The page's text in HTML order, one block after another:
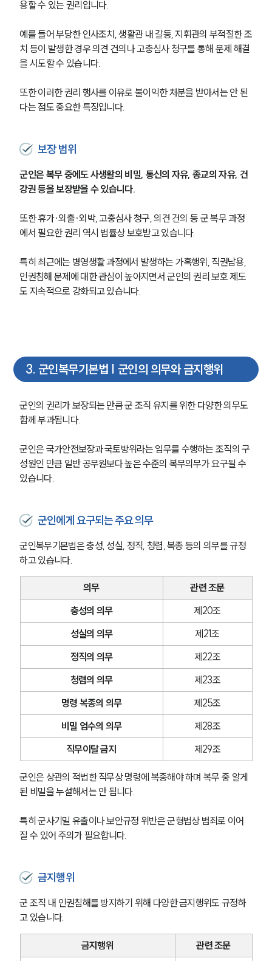
용할 수 있는 권리입니다.
예를 들어 부당한 인사조치, 생활관 내 갈등, 지휘관의 부적절한 조
치 등이 발생한 경우 의견 건의나 고충심사 청구를 통해 문제 해결
을 시도할 수 있습니다.
또한 이러한 권리 행사를 이유로 불이익한 처분을 받아서는 안 된
다는 점도 중요한 특징입니다.
보장 범위
군인은 복무 중에도 사생활의 비밀, 통신의 자유, 종교의 자유, 건
강권 등을 보장받을 수 있습니다.
또한 휴가·외출·외박, 고충심사 청구, 의견 건의 등 군 복무 과정
에서 필요한 권리 역시 법률상 보호받고 있습니다.
특히 최근에는 병영생활 과정에서 발생하는 가혹행위, 직권남용,
인권침해 문제에 대한 관심이 높아지면서 군인의 권리 보호 제도
도 지속적으로 강화되고 있습니다.
3. 군인복무기본법 | 군인의 의무와 금지행위
군인의 권리가 보장되는 만큼 군 조직 유지를 위한 다양한 의무도
함께 부과됩니다.
군인은 국가안전보장과 국토방위라는 임무를 수행하는 조직의 구
성원인 만큼 일반 공무원보다 높은 수준의 복무의무가 요구될 수
있습니다.
군인에게 요구되는 주요 의무
군인복무기본법은 충성, 성실, 정직, 청렴, 복종 등의 의무를 규정
하고 있습니다.
의무
관련 조문
충성의 의무
제20조
성실의 의무
제21조
정직의 의무
제22조
청렴의 의무
제23조
명령 복종의 의무
제25조
비밀 엄수의 의무
제28조
직무이탈 금지
제29조
군인은 상관의 적법한 직무상 명령에 복종해야 하며 복무 중 알게
된 비밀을 누설해서는 안 됩니다.
특히 군사기밀 유출이나 보안규정 위반은 군형법상 범죄로 이어
질 수 있어 주의가 필요합니다.
금지행위
군 조직 내 인권침해를 방지하기 위해 다양한 금지행위도 규정하
고 있습니다.
금지행위
관련 조문